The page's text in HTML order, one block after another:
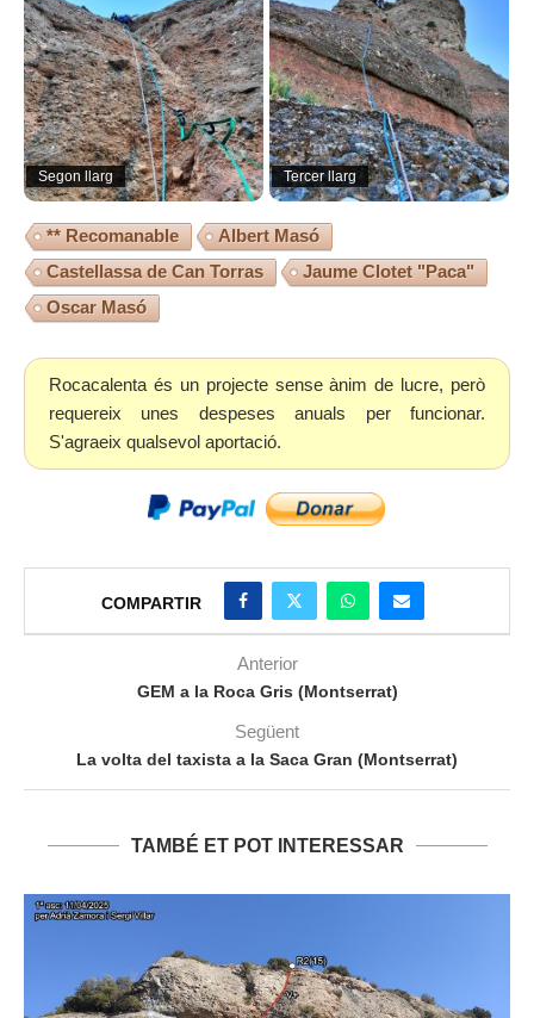
Segon llarg Tercer llarg
** Recomanable
Albert Masó
Castellassa de Can Torras
Jaume Clotet "Paca"
Oscar Masó
Rocacalenta és un projecte sense ànim de lucre, però
requereix unes despeses anuals per funcionar.
S'agraeix qualsevol aportació.
COMPARTIR
Anterior
GEM a la Roca Gris (Montserrat)
Següent
La volta del taxista a la Saca Gran (Montserrat)
TAMBÉ ET POT INTERESSAR